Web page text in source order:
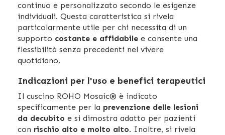
continuo e personalizzato secondo le esigenze
individuali. Questa caratteristica si rivela
particolarmente utile per chi necessita di un
supporto costante e affidabile e consente una
flessibilità senza precedenti nel vivere
quotidiano.
Indicazioni per l'uso e benefici terapeutici
Il cuscino ROHO Mosaic® è indicato
specificamente per la prevenzione delle lesioni
da decubito e si dimostra adatto per pazienti
con rischio alto e molto alto. Inoltre, si rivela